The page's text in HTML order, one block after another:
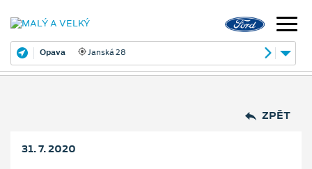
Opava Janská 28
ZPĚT
31. 7. 2020